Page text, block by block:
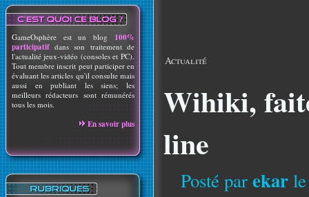
GameOsphère est un blog 100%
participatif dans son traitement de
l'actualité jeux-vidéo (consoles et PC).
Tout membre inscrit peut participer en
évaluant les articles qu'il consulte mais
aussi en publiant les siens; les
meilleurs rédacteurs sont rémunérés
tous les mois.
En savoir plus
Actualité
Wihiki,
line
Posté parekar